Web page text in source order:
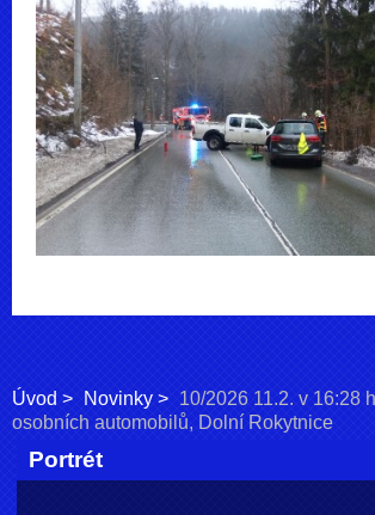
Úvod Novinky
10/2026 11.2. v 16:28
osobních automobilů, Dolní Rokytnice
Portrét